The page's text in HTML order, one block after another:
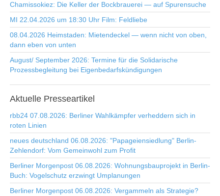
Chamissokiez: Die Keller der Bockbrauerei — auf Spurensuche
MI 22.04.2026 um 18:30 Uhr Film: Feldliebe
08.04.2026 Heimstaden: Mietendeckel — wenn nicht von oben,
dann eben von unten
August/ September 2026: Termine für die Solidarische
Prozessbegleitung bei Eigenbedarfskündigungen
Aktuelle Presseartikel
rbb24 07.08.2026: Berliner Wahlkämpfer verheddern sich in
roten Linien
neues deutschland 06.08.2026: "Papageiensiedlung" Berlin-
Zehlendorf: Vom Gemeinwohl zum Profit
Berliner Morgenpost 06.08.2026: Wohnungsbauprojekt in Berlin-
Buch: Vogelschutz erzwingt Umplanungen
Berliner Morgenpost 06.08.2026: Vergammeln als Strategie?